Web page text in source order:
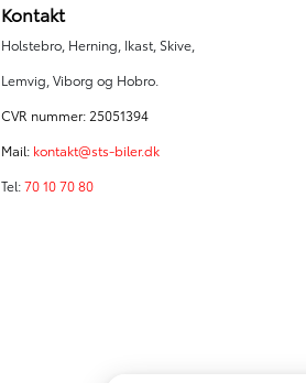
Kontakt
Holstebro, Herning, Ikast, Skive,
Lemvig, Viborg og Hobro.
CVR nummer: 25051394
Mail: kontakt@sts-biler.dk
Tel:70 10 70 80